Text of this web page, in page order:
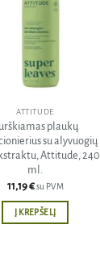
ATTITUDE
plaukų
su alyvuogių
Attitude, 240
ml.
11,19€ su PVM
Į KREPŠELĮ